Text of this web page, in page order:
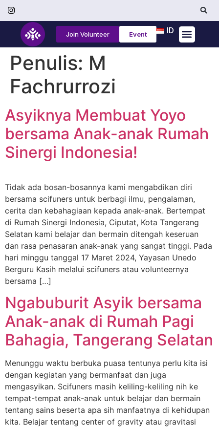
ID
Join Volunteer Event
Penulis: M
Fachrurrozi
Asyiknya Membuat Yoyo
bersama Anak-anak Rumah
Sinergi Indonesia!
Tidak ada bosan-bosannya kami mengabdikan diri
bersama scifuners untuk berbagi ilmu, pengalaman,
cerita dan kebahagiaan kepada anak-anak. Bertempat
di Rumah Sinergi Indonesia, Ciputat, Kota Tangerang
Selatan kami belajar dan bermain ditengah keseruan
dan rasa penasaran anak-anak yang sangat tinggi. Pada
hari minggu tanggal 17 Maret 2024, Yayasan Unedo
Berguru Kasih melalui scifuners atau volunteernya
bersama […]
Ngabuburit Asyik bersama
Anak-anak di Rumah Pagi
Bahagia, Tangerang Selatan
Menunggu waktu berbuka puasa tentunya perlu kita isi
dengan kegiatan yang bermanfaat dan juga
mengasyikan. Scifuners masih keliling-keliling nih ke
tempat-tempat anak-anak untuk belajar dan bermain
tentang sains beserta apa sih manfaatnya di kehidupan
kita. Belajar tentang center of gravity atau gravitasi